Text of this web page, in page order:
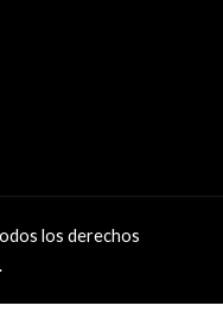
los derechos